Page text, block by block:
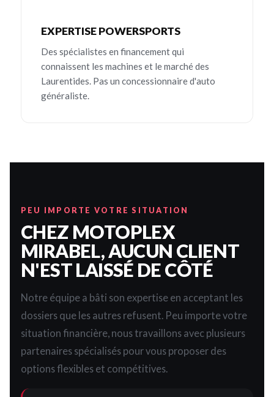
EXPERTISE POWERSPORTS
Des spécialistes en financement qui
connaissent les machines et le marché des
Laurentides. Pas un concessionnaire d'auto
généraliste.
PEU IMPORTE VOTRE SITUATION
CHEZ MOTOPLEX
MIRABEL, AUCUN CLIENT
N'EST LAISSÉ DE CÔTÉ
Notre équipe a bâti son expertise en acceptant les
dossiers que les autres refusent. Peu importe votre
situation financière, nous travaillons avec plusieurs
partenaires spécialisés pour vous proposer des
options flexibles et compétitives.